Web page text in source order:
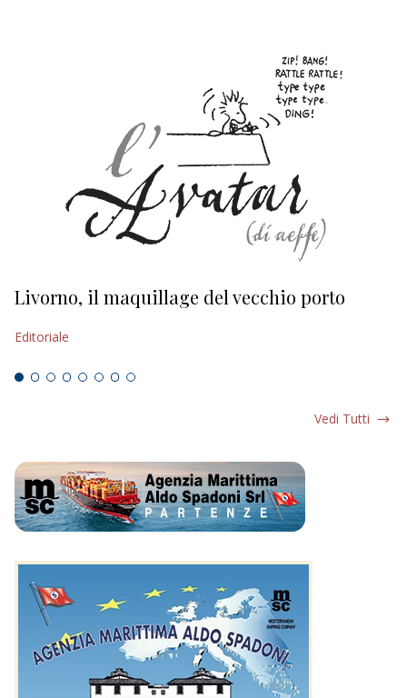
Livorno, il maquillage del vecchio porto
Editoriale
Vedi Tutti